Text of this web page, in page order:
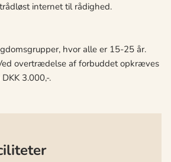
internet til rådighed.
hvor alle er 15-25 år.
overtrædelse af forbuddet opkræves
3.000,-.